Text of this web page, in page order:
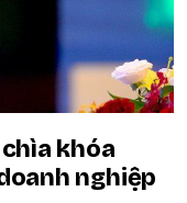
khóa
nghiệp